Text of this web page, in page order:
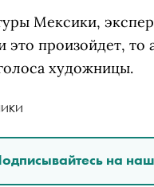
Мексики,
это произойдет, то
художницы.
на